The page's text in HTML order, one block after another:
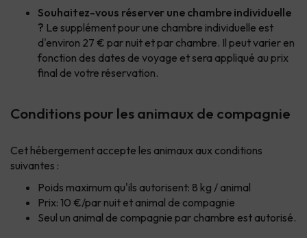
Souhaitez-vous réserver une chambre individuelle
? Le supplément pour une chambre individuelle est
d'environ 27 € par nuit et par chambre. Il peut varier en
fonction des dates de voyage et sera appliqué au prix
final de votre réservation.
Conditions pour les animaux de compagnie
Cet hébergement accepte les animaux aux conditions
suivantes :
Poids maximum qu'ils autorisent: 8 kg / animal
Prix: 10 €/par nuit et animal de compagnie
Seul un animal de compagnie par chambre est autorisé.